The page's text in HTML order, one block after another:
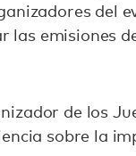
del
emisiones
de los
sobre la